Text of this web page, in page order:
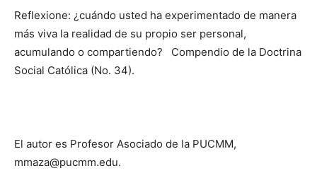
Reflexione: ¿cuándo usted ha experimentado de manera
más viva la realidad de su propio ser perso­nal,
acumulando o compartiendo? Compendio de la Doctrina
Social Católica (No. 34).
El autor es Profesor Asociado de la PUCMM,
mmaza@pucmm.edu.